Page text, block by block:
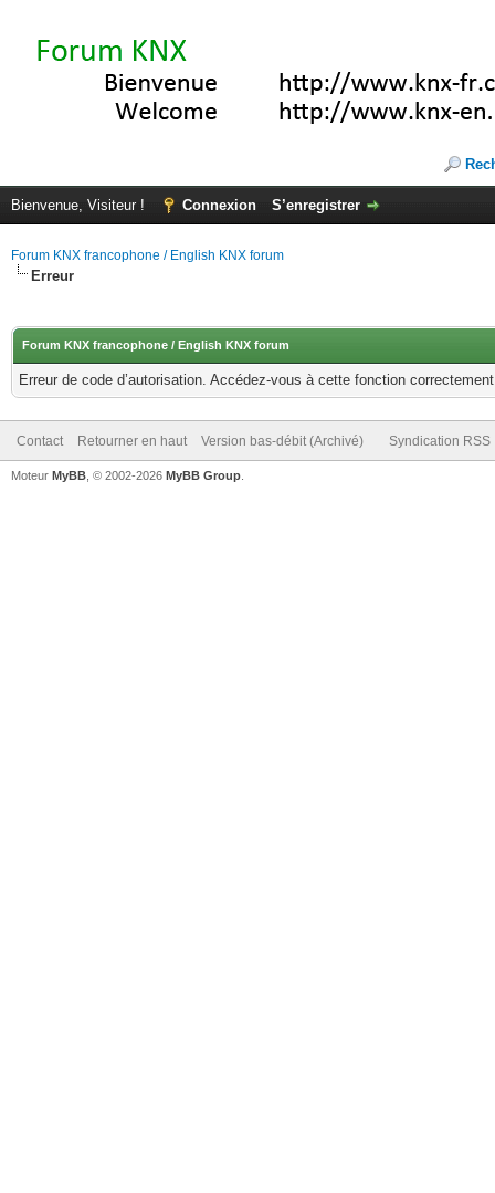
Bienvenue, Visiteur ! Connexion S’enregistrer
Forum KNX francophone / English KNX forum
Erreur
Forum KNX francophone / English KNX forum
Erreur de code d’autorisation. Accédez-vous à cette fonction
Contact Retourner en haut Version bas-débit (Archivé) Syndication RSS
Moteur MyBB , © 2002-2026 MyBB Group